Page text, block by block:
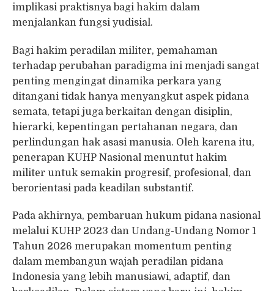
implikasi praktisnya bagi hakim dalam
menjalankan fungsi yudisial.
Bagi hakim peradilan militer, pemahaman
terhadap perubahan paradigma ini menjadi sangat
penting mengingat dinamika perkara yang
ditangani tidak hanya menyangkut aspek pidana
semata, tetapi juga berkaitan dengan disiplin,
hierarki, kepentingan pertahanan negara, dan
perlindungan hak asasi manusia. Oleh karena itu,
penerapan KUHP Nasional menuntut hakim
militer untuk semakin progresif, profesional, dan
berorientasi pada keadilan substantif.
Pada akhirnya, pembaruan hukum pidana nasional
melalui KUHP 2023 dan Undang-Undang Nomor 1
Tahun 2026 merupakan momentum penting
dalam membangun wajah peradilan pidana
Indonesia yang lebih manusiawi, adaptif, dan